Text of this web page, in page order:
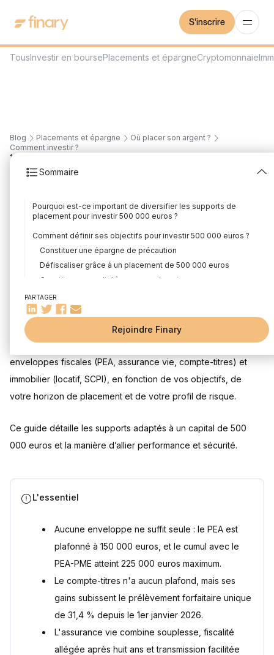
S'inscrire
TousInvestir en boursePlacements et épargneCryptomonnaie
Blog Placements et épargne
Où placer son argent ?
Comment investir ?
Sommaire
Pourquoi est-ce important de diversifier les supports de
placement pour investir 500 000 euros ?
Comment définir ses objectifs pour investir 500 000 euros ?
Constituer une épargne de précaution
Défiscaliser grâce à un placement de 500 000 euros
Constituer un capital à moyen ou long terme
Quels placements choisir pour investir 500 000 euros ?
Les enveloppes fiscales pour placer 500 000 euros
Investir 500 000 € chez Finary One
Questions fréquentes
Combien peut rapporter un placement de 500 000 euros ?
Comment placer 500 000 euros en bourse ?
Comment placer 500 000 euros à court terme ?
Sources
PARTAGER
Rejoindre Finary
16
000 euros en 2026 ?
Rédigé parMounir Laggoune Édité parMounir Laggoune
Mis à jour le 28 juillet 2026
Pour investir 500 000 euros, diversifiez la somme entre
enveloppes fiscales (PEA, assurance vie, compte-titres) et
immobilier (locatif, SCPI), en fonction de vos objectifs, de
votre horizon de placement et de votre profil de risque.
Ce guide détaille les supports adaptés à un capital de 500
000 euros et la manière d’allier performance et sécurité.
L'essentiel
Aucune enveloppe ne suffit seule : le PEA est
plafonné à 150 000 euros, et le cumul avec le
PEA-PME atteint 225 000 euros maximum.
Le compte-titres n'a aucun plafond, mais ses
gains subissent le prélèvement forfaitaire unique
de 31,4 % depuis le 1er janvier 2026.
L'assurance vie combine souplesse, fiscalité
allégée après huit ans et transmission facilitée